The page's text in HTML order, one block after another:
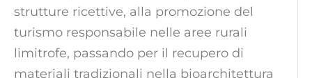
strutture ricettive, alla promozione del
turismo responsabile nelle aree rurali
limitrofe, passando per il recupero di
materiali tradizionali nella bioarchitettura